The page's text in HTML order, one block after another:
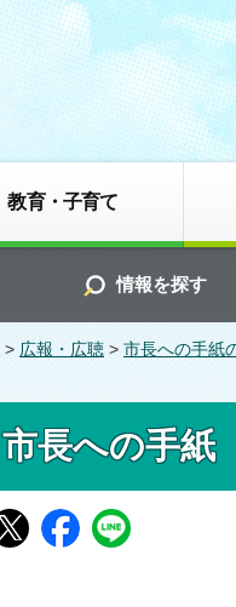
教育・子育て
情報を探す
> 広報・広聴 > 市長への手紙
市長への手紙